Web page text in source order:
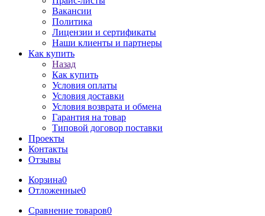
Вакансии
Политика
Лицензии и сертификаты
Наши клиенты и партнеры
Как купить
Назад
Как купить
Условия оплаты
Условия доставки
Условия возврата и обмена
Гарантия на товар
Типовой договор поставки
Проекты
Контакты
Отзывы
Корзина0
Отложенные0
Сравнение товаров0